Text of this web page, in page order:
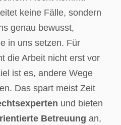
keine Fälle, sondern
genau bewusst,
in uns setzen. Für
die Arbeit nicht erst vor
ist es, andere Wege
Das spart meist Zeit
und bieten
Betreuung an,